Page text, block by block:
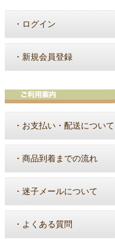
・ ログイン
・ 新規会員登録
・ お支払い・配送について
・ 商品到着までの流れ
・ 迷子メールについて
・ よくある質問